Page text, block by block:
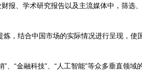
报、学术研究报告以及主流媒体中，筛选
，结合中国市场的实际情况进行呈现，使
、“金融科技”、“人工智能”等众多垂直领域